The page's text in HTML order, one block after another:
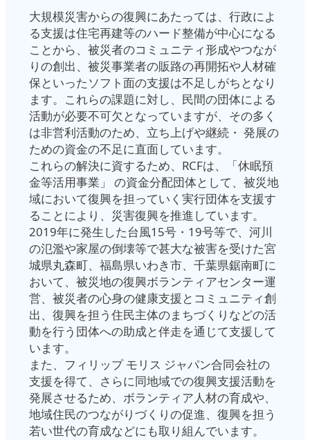
大規模災害からの復興にあたっては、行政によ
る支援は住宅再建等のハード整備が中心になる
ことから、被災者のコミュニティ形成やつなが
りの創出、被災事業者の販路の再開拓や人材確
保といったソフト面の支援は不足しがちとなり
ます。これらの課題に対し、民間の団体による
活動が必要不可欠となっていますが、その多く
は非営利活動のため、立ち上げや継続・ 発展の
ための資金の不足に直面しています。
これらの解決に資するため、RCFは、「休眠預
金等活用事業」 の資金分配団体として、被災地
域において復興を担っていく実行団体を支援す
ることにより、災害復興を推進しています。
2019年に発生した台風15号・19号等で、河川
の氾濫や家屋の倒壊等で甚大な被害を受けた宮
城県丸森町、福島県いわき市、千葉県鋸南町に
おいて、被災地の復興ボランティアセンター運
営、被災者の心身の健康支援とコミュニティ創
出、復興を担う住民主体のまちづくりなどの活
動を行う団体への助成と伴走を通じて支援して
います。
また、フィリップ モリス ジャパン合同会社の
支援を得て、さらに同地域での復興支援活動を
発展させるため、ボランティア人材の育成や、
地域住民のつながりづくりの促進、復興を担う
若い世代の育成などにも取り組んでいます。